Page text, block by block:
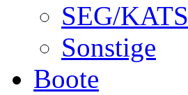
SEG/KATS
Sonstige
Boote